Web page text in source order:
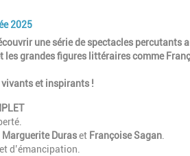
2025
une série de spectacles percutants
les grandes figures littéraires comme
vivants et inspirants !
Marguerite Duraset Françoise Sagan
d’émancipation.